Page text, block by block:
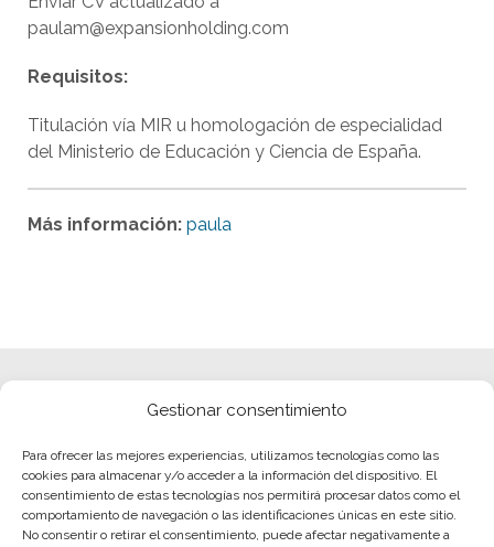
Gestionar consentimiento
Para ofrecer las mejores experiencias, utilizamos tecnologías como las
cookies para almacenar y/o acceder a la información del dispositivo. El
consentimiento de estas tecnologías nos permitirá procesar datos como el
comportamiento de navegación o las identificaciones únicas en este sitio.
No consentir o retirar el consentimiento, puede afectar negativamente a
paulam@expansionholding.com
Requisitos:
Titulación vía MIR u homologación de especialidad
del Ministerio de Educación y Ciencia de España.
Más información: paula